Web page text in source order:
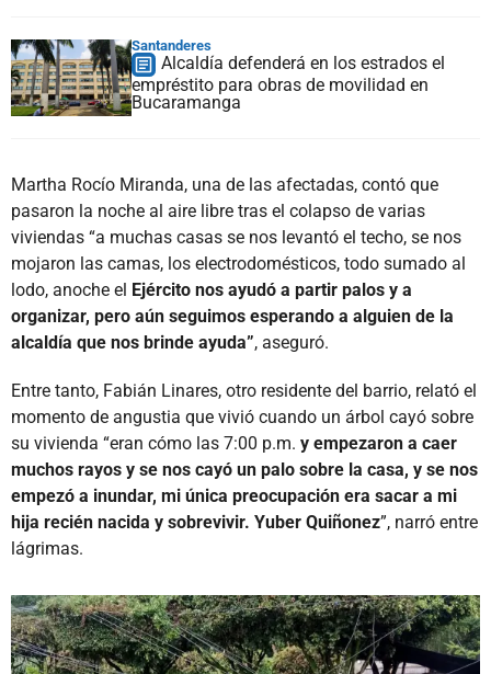
Santanderes
Alcaldía defenderá en los estrados el
empréstito para obras de movilidad en
Bucaramanga
Martha Rocío Miranda, una de las afectadas, contó que
pasaron la noche al aire libre tras el colapso de varias
viviendas “a muchas casas se nos levantó el techo, se nos
mojaron las camas, los electrodomésticos, todo sumado al
lodo, anoche el Ejército nos ayudó a partir palos y a
organizar, pero aún seguimos esperando a alguien de la
alcaldía que nos brinde ayuda”, aseguró.
Entre tanto, Fabián Linares, otro residente del barrio, relató el
momento de angustia que vivió cuando un árbol cayó sobre
su vivienda “eran cómo las 7:00 p.m. y empezaron a caer
muchos rayos y se nos cayó un palo sobre la casa, y se nos
empezó a inundar, mi única preocupación era sacar a mi
hija recién nacida y sobrevivir. Yuber Quiñonez”, narró entre
lágrimas.